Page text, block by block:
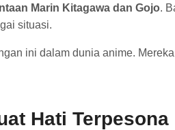
Marin Kitagawa dan Gojo.
situasi.
ini dalam dunia anime.
Hati Terpesona